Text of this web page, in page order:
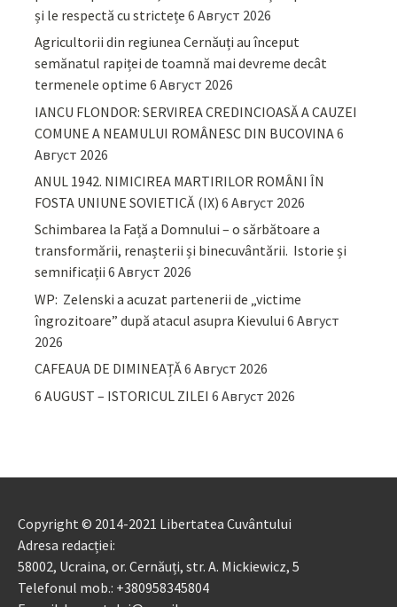
și le respectă cu strictețe 6 Август 2026
Agricultorii din regiunea Cernăuți au început
semănatul rapiței de toamnă mai devreme decât
termenele optime 6 Август 2026
IANCU FLONDOR: SERVIREA CREDINCIOASĂ A CAUZEI
COMUNE A NEAMULUI ROMÂNESC DIN BUCOVINA6
Август 2026
ANUL 1942. NIMICIREA MARTIRILOR ROMÂNI ÎN
FOSTA UNIUNE SOVIETICĂ (IX) 6 Август 2026
Schimbarea la Față a Domnului – o sărbătoare a
transformării, renașterii și binecuvântării. Istorie și
semnificații 6 Август 2026
WP: Zelenski a acuzat partenerii de „victime
îngrozitoare” după atacul asupra Kievului 6 Август
2026
CAFEAUA DE DIMINEAȚĂ6 Август 2026
6 AUGUST – ISTORICUL ZILEI 6 Август 2026
Copyright © 2014-2021 Libertatea Cuvântului
Adresa redacției:
58002, Ucraina, or. Cernăuți, str. A. Mickiewicz, 5
Telefonul mob.: +380958345804